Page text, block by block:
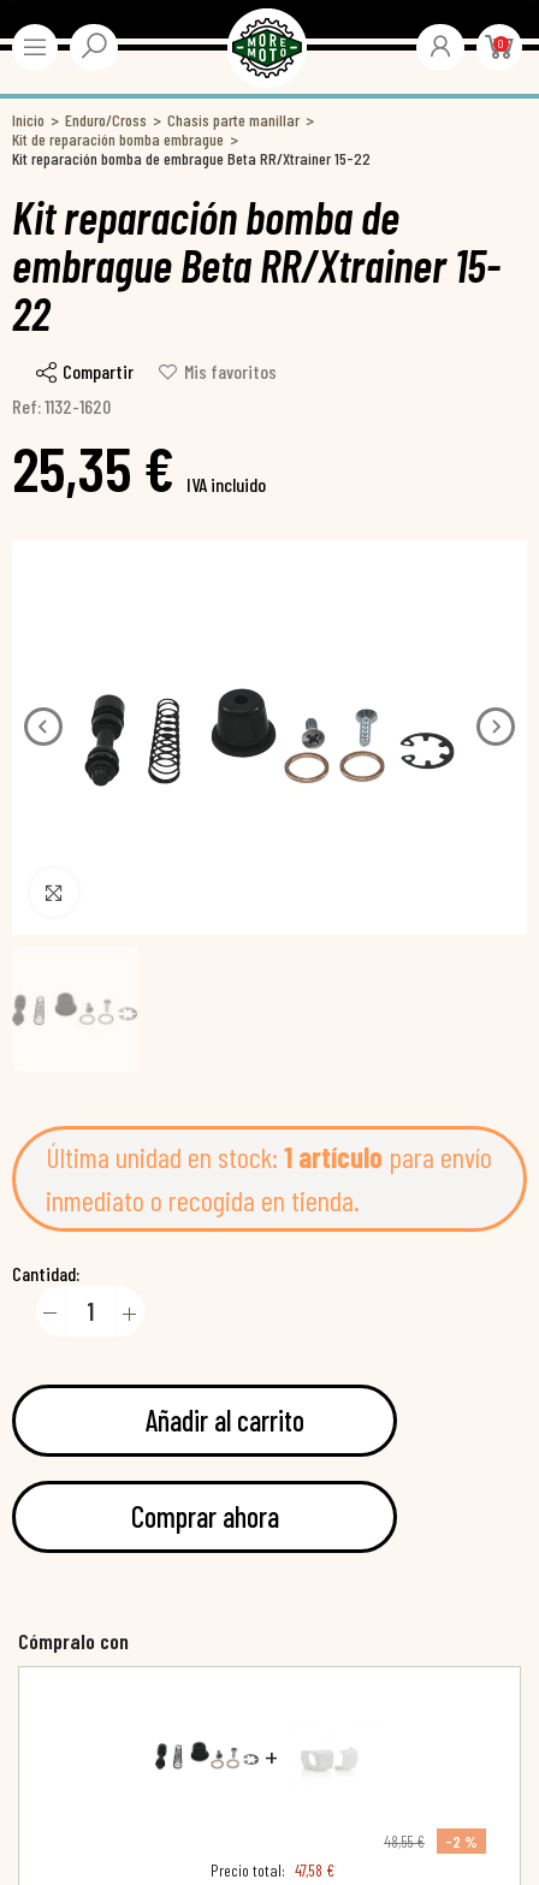
0
Inicio Enduro/Cross
Chasis parte manillar
Kit de reparación bomba embrague
Kit reparación bomba de embrague Beta RR/Xtrainer 15-22
Kit reparación bomba de
embrague Beta RR/Xtrainer 15-
22
Compartir
Mis favoritos
Ref: 1132-1620
25,35 € IVA incluido
Última unidad en stock: 1 artículo para envío
inmediato o recogida en tienda.
Cantidad:
Añadir al carrito
Comprar ahora
Cómpralo con
+
48,55 €
-2 %
Precio total: 47,58 €